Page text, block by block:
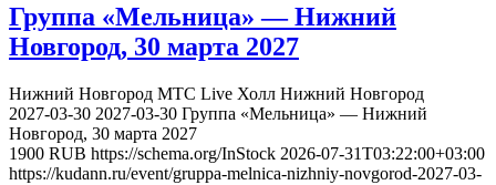
Группа «Мельница» — Нижний
Новгород, 30 марта 2027
Нижний Новгород МТС Live Холл Нижний Новгород
2027-03-30 2027-03-30 Группа «Мельница» — Нижний
Новгород, 30 марта 2027
1900 RUB https://schema.org/InStock 2026-07-31T03:22:00+03:00
https://kudann.ru/event/gruppa-melnica-nizhniy-novgorod-2027-03-